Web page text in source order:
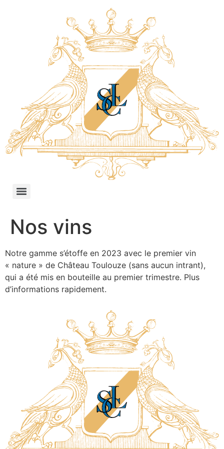
Nos vins
Notre gamme s’étoffe en 2023 avec le premier vin
« nature » de Château Toulouze (sans aucun intrant),
qui a été mis en bouteille au premier trimestre. Plus
d’informations rapidement.